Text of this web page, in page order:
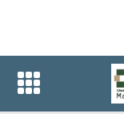
ปฏิทินกิจก
ปฏิทินกิจกรร